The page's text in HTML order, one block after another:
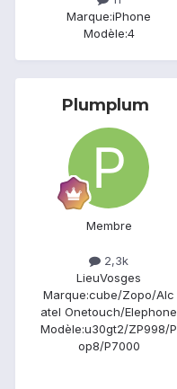
Marque:iPhone
Modèle:4
Plumplum
Membre
2,3k
LieuVosges
Marque:cube/Zopo/Alc
atel Onetouch/Elephone
Modèle:u30gt2/ZP998/P
op8/P7000